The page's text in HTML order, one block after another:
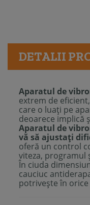
DETALII
Aparatul de
extrem de
care o luați pe
deoarece implică
Aparatul de
vă să ajustați
oferă un control
viteza, programul
În ciuda
cauciuc
potrivește în orice